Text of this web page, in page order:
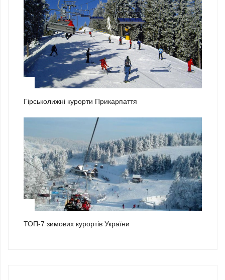
Гірськолижні курорти Прикарпаття
ТОП-7 зимових курортів України